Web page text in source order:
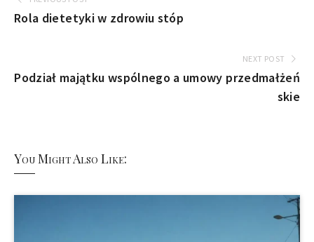
Rola dietetyki w zdrowiu stóp
NEXT POST
Podział majątku wspólnego a umowy przedmałżeń
skie
You Might Also Like: